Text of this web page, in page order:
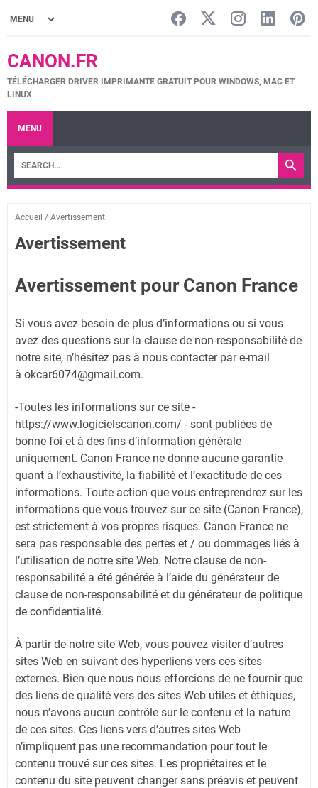
CANON.FR
TÉLÉCHARGER DRIVER IMPRIMANTE GRATUIT POUR WINDOWS, MAC ET
LINUX
MENU
Accueil / Avertissement
Avertissement
Avertissement pour Canon France
Si vous avez besoin de plus d’informations ou si vous
avez des questions sur la clause de non-responsabilité de
notre site, n’hésitez pas à nous contacter par e-mail
à okcar6074@gmail.com.
-Toutes les informations sur ce site -
https://www.logicielscanon.com/ - sont publiées de
bonne foi et à des fins d’information générale
uniquement. Canon France ne donne aucune garantie
quant à l’exhaustivité, la fiabilité et l’exactitude de ces
informations. Toute action que vous entreprendrez sur les
informations que vous trouvez sur ce site (Canon France),
est strictement à vos propres risques. Canon France ne
sera pas responsable des pertes et / ou dommages liés à
l’utilisation de notre site Web. Notre clause de non-
responsabilité a été générée à l’aide du générateur de
clause de non-responsabilité et du générateur de politique
de confidentialité.
À partir de notre site Web, vous pouvez visiter d’autres
sites Web en suivant des hyperliens vers ces sites
externes. Bien que nous nous efforcions de ne fournir que
des liens de qualité vers des sites Web utiles et éthiques,
nous n’avons aucun contrôle sur le contenu et la nature
de ces sites. Ces liens vers d’autres sites Web
n’impliquent pas une recommandation pour tout le
contenu trouvé sur ces sites. Les propriétaires et le
contenu du site peuvent changer sans préavis et peuvent